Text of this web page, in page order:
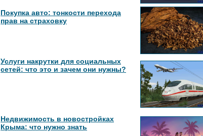
Покупка авто: тонкости перехода
прав на страховку
Услуги накрутки для социальных
сетей: что это и зачем они нужны?
Недвижимость в новостройках
Крыма: что нужно знать